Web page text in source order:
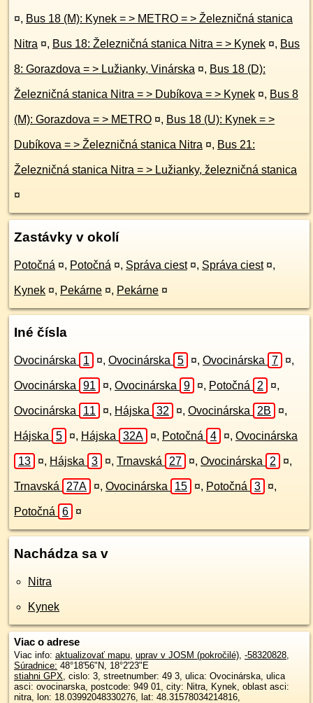
¤, Bus 18 (M): Kynek = > METRO = > Železničná stanica
Nitra ¤, Bus 18: Železničná stanica Nitra = > Kynek ¤, Bus
8: Gorazdova = > Lužianky, Vinárska ¤, Bus 18 (D):
Železničná stanica Nitra = > Dubíkova = > Kynek ¤, Bus 8
(M): Gorazdova = > METRO ¤, Bus 18 (U): Kynek = >
Dubíkova = > Železničná stanica Nitra ¤, Bus 21:
Železničná stanica Nitra = > Lužianky, železničná stanica
¤
Zastávky v okolí
Potočná ¤, Potočná ¤, Správa ciest ¤, Správa ciest ¤,
Kynek ¤, Pekárne ¤, Pekárne ¤
Iné čísla
Ovocinárska 1 ¤, Ovocinárska 5 ¤, Ovocinárska 7 ¤,
Ovocinárska 91 ¤, Ovocinárska 9 ¤, Potočná 2 ¤,
Ovocinárska 11 ¤, Hájska 32 ¤, Ovocinárska 2B ¤,
Hájska 5 ¤, Hájska 32A ¤, Potočná 4 ¤, Ovocinárska
13 ¤, Hájska 3 ¤, Trnavská 27 ¤, Ovocinárska 2 ¤,
Trnavská 27A ¤, Ovocinárska 15 ¤, Potočná 3 ¤,
Potočná 6 ¤
Nachádza sa v
Nitra
Kynek
Viac o adrese
Viac info: aktualizovať mapu, uprav v JOSM (pokročilé), -58320828,
Súradnice: 48°18'56"N, 18°2'23"E
stiahni GPX, cislo: 3, streetnumber: 49 3, ulica: Ovocinárska, ulica
asci: ovocinarska, postcode: 949 01, city: Nitra, Kynek, oblast asci:
nitra, lon: 18.03992048330276, lat: 48.31578034214816,